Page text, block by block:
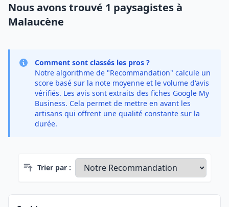
Nous avons trouvé 1 paysagistes à
Malaucène
Comment sont classés les pros ?
Notre algorithme de "Recommandation" calcule un
score basé sur la note moyenne et le volume d'avis
vérifiés. Les avis sont extraits des fiches Google My
Business. Cela permet de mettre en avant les
artisans qui offrent une qualité constante sur la
durée.
Trier par :